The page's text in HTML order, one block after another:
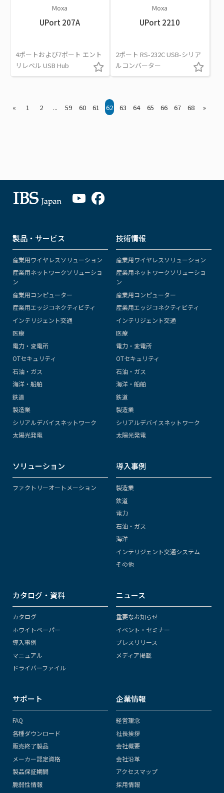
Moxa
UPort 207A
4ポートおよび7ポート エント
リレベル USB Hub
Moxa
UPort 2210
2ポート RS-232C USB-シリア
ルコンバーター
« 1 2 ... 59 60 61 62 63 64 65 66 67 68 »
製品・サービス
産業用ワイヤレスソリューション
産業用ネットワークソリューショ
ン
産業用コンピューター
産業用エッジコネクティビティ
インテリジェント交通
医療
電力・変電所
OTセキュリティ
石油・ガス
海洋・船舶
鉄道
製造業
シリアルデバイスネットワーク
太陽光発電
技術情報
産業用ワイヤレスソリューション
産業用ネットワークソリューショ
ン
産業用コンピューター
産業用エッジコネクティビティ
インテリジェント交通
医療
電力・変電所
OTセキュリティ
石油・ガス
海洋・船舶
鉄道
製造業
シリアルデバイスネットワーク
太陽光発電
ソリューション
ファクトリーオートメーション
導入事例
製造業
鉄道
電力
石油・ガス
海洋
インテリジェント交通システム
その他
カタログ・資料
カタログ
ホワイトペーパー
導入事例
マニュアル
ドライバーファイル
ニュース
重要なお知らせ
イベント・セミナー
プレスリリース
メディア掲載
サポート
FAQ
各種ダウンロード
販売終了製品
メーカー認定資格
製品保証期間
脆弱性情報
企業情報
経営理念
社長挨拶
会社概要
会社沿革
アクセスマップ
採用情報